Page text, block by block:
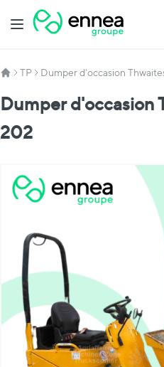
Allez au contenu
Basculer la navigation
TP Dumper d'occasion
Dumper d'occasion
202